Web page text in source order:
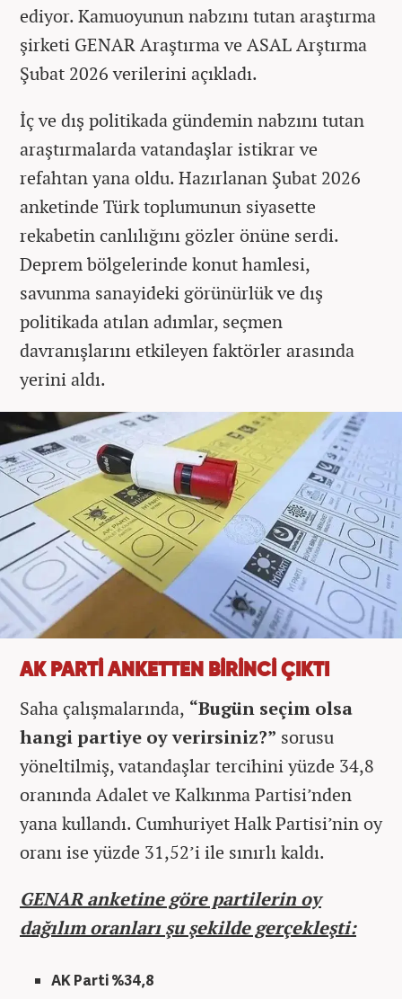
ediyor. Kamuoyunun nabzını tutan araştırma
şirketi GENAR Araştırma ve ASAL Arştırma
Şubat 2026 verilerini açıkladı.
İç ve dış politikada gündemin nabzını tutan
araştırmalarda vatandaşlar istikrar ve
refahtan yana oldu. Hazırlanan Şubat 2026
anketinde Türk toplumunun siyasette
rekabetin canlılığını gözler önüne serdi.
Deprem bölgelerinde konut hamlesi,
savunma sanayideki görünürlük ve dış
politikada atılan adımlar, seçmen
davranışlarını etkileyen faktörler arasında
yerini aldı.
AK PARTİ ANKETTEN BİRİNCİ ÇIKTI
Saha çalışmalarında, “Bugün seçim olsa
hangi partiye oy verirsiniz?” sorusu
yöneltilmiş, vatandaşlar tercihini yüzde 34,8
oranında Adalet ve Kalkınma Partisi’nden
yana kullandı. Cumhuriyet Halk Partisi’nin oy
oranı ise yüzde 31,52’i ile sınırlı kaldı.
GENAR anketine göre partilerin oy
dağılım oranları şu şekilde gerçekleşti:
AK Parti %34,8